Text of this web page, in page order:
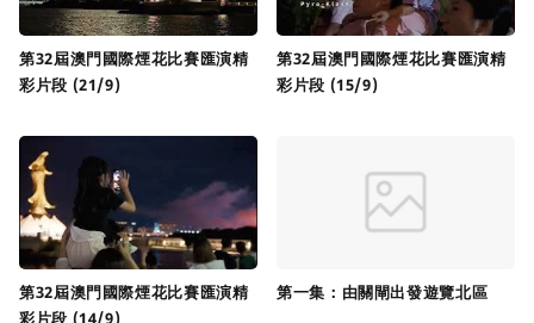
第32屆澳門國際煙花比賽匯演精
彩片段 (21/9)
第32屆澳門國際煙花比賽匯演精
彩片段 (15/9)
第32屆澳門國際煙花比賽匯演精
彩片段 (14/9)
第一集：由關閘出發遊覽北區